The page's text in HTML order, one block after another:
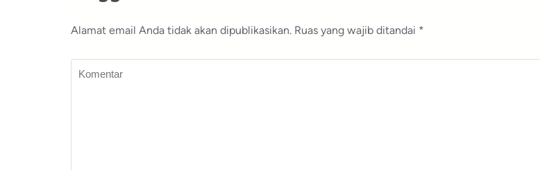
Alamat email Anda tidak akan dipublikasikan. Ruas yang wajib ditandai *
Komentar